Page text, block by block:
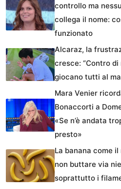
controllo ma
collega il nome:
funzionato
Alcaraz, la
cresce: “Contro di
giocano tutti al
Mara Venier
Bonaccorti a
«Se n’è andata
presto»
La banana come il
non buttare via
soprattutto i